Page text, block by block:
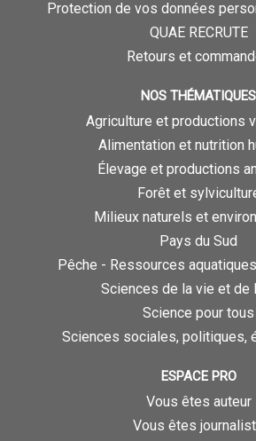
Protection de vos données
QUAE RECRUTE
Retours et
NOS THÉMATIQUES
Agriculture et productions
Alimentation et nutrition
Élevage et productions
Forêt et
Milieux naturels et
Pays du Sud
Pêche - Ressources
Sciences de la vie et de
Science pour tous
Sciences sociales, politiques,
ESPACE PRO
Vous êtes auteur
Vous êtes